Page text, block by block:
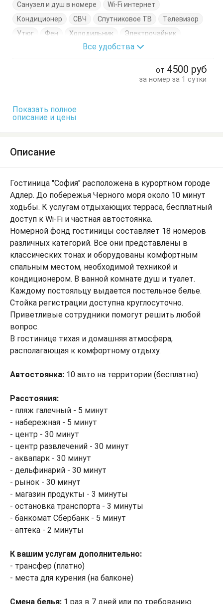
Санузел и душ в номере
Wi-Fi интернет
Кондиционер
СВЧ Спутниковое ТВ
Телевизор
Утюг
Фен Холодильник
Электрочайник
Кровати односпальные
Все удобства
от 4500 руб
за номер за 1 сутки
Показать полное
описание и цены
Описание
Гостиница "София" расположена в курортном городе
Адлер. До побережья Черного моря около 10 минут
ходьбы. К услугам отдыхающих терраса, бесплатный
доступ к Wi-Fi и частная автостоянка.
Номерной фонд гостиницы составляет 18 номеров
различных категорий. Все они представлены в
классических тонах и оборудованы комфортным
спальным местом, необходимой техникой и
кондиционером. В ванной комнате душ и туалет.
Каждому постояльцу выдается постельное белье.
Стойка регистрации доступна круглосуточно.
Приветливые сотрудники помогут решить любой
вопрос.
В гостинице тихая и домашняя атмосфера,
располагающая к комфортному отдыху.
Автостоянка: 10 авто на территории (бесплатно)
Расстояния:
- пляж галечный - 5 минут
- набережная - 5 минут
- центр - 30 минут
- центр развлечений - 30 минут
- аквапарк - 30 минут
- дельфинарий - 30 минут
- рынок - 30 минут
- магазин продукты - 3 минуты
- остановка транспорта - 3 минуты
- банкомат Сбербанк - 5 минут
- аптека - 2 минуты
К вашим услугам дополнительно:
- трансфер (платно)
- места для курения (на балконе)
Смена белья: 1 раз в 7 дней или по требованию